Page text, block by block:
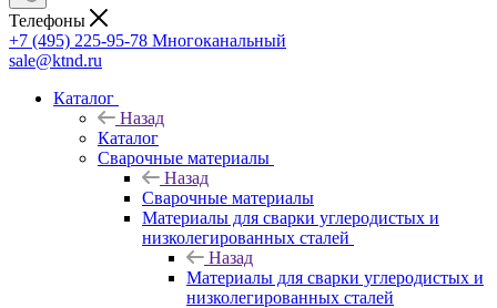
Телефоны
+7 (495) 225-95-78 Многоканальный
sale@ktnd.ru
Каталог
Назад
Каталог
Сварочные материалы
Назад
Сварочные материалы
Материалы для сварки углеродистых и
низколегированных сталей
Назад
Материалы для сварки углеродистых и
низколегированных сталей